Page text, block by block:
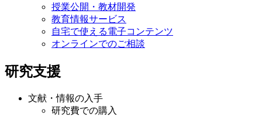
授業公開・教材開発
教育情報サービス
自宅で使える電子コンテンツ
オンラインでのご相談
研究支援
文献・情報の入手
研究費での購入